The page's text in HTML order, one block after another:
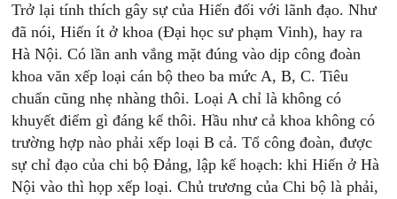
Trở lại tính thích gây sự của Hiến đối với lãnh đạo. Như
đã nói, Hiến ít ở khoa (Đại học sư phạm Vinh), hay ra
Hà Nội. Có lần anh vắng mặt đúng vào dịp công đoàn
khoa văn xếp loại cán bộ theo ba mức A, B, C. Tiêu
chuẩn cũng nhẹ nhàng thôi. Loại A chỉ là không có
khuyết điểm gì đáng kể thôi. Hầu như cả khoa không có
trường hợp nào phải xếp loại B cả. Tổ công đoàn, được
sự chỉ đạo của chi bộ Đảng, lập kế hoạch: khi Hiến ở Hà
Nội vào thì họp xếp loại. Chủ trương của Chi bộ là phải,